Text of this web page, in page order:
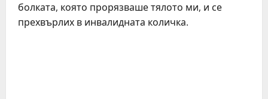
болката, която прорязваше тялото ми, и се
прехвърлих в инвалидната количка.